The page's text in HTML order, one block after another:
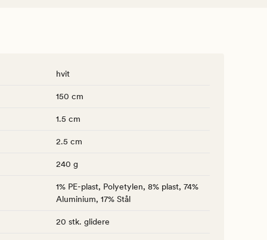
hvit
150 cm
1.5 cm
2.5 cm
240 g
1% PE-plast, Polyetylen, 8% plast, 74%
Aluminium, 17% Stål
20 stk. glidere